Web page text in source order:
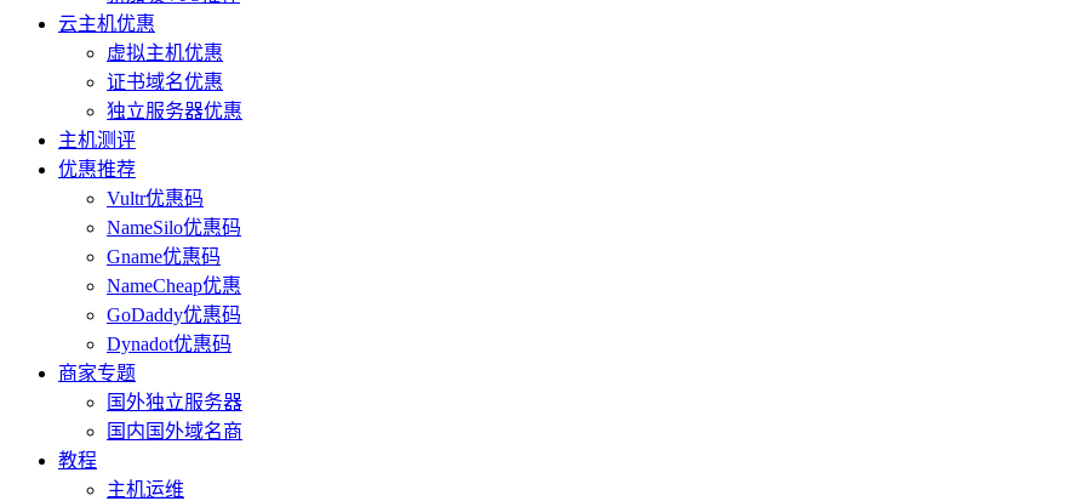
云主机优惠
虚拟主机优惠
证书域名优惠
独立服务器优惠
主机测评
优惠推荐
Vultr优惠码
NameSilo优惠码
Gname优惠码
NameCheap优惠
GoDaddy优惠码
Dynadot优惠码
商家专题
国外独立服务器
国内国外域名商
教程
主机运维